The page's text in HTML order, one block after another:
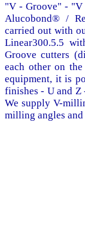
"V - Groove" - "V
Alucobond® /
carried out with
Linear300.5.5
Groove cutters
each other on
equipment, it is
finishes - U and Z
We supply V-
milling angles